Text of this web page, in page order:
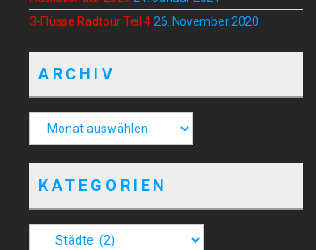
3-Flüsse Radtour Teil 4 26. November 2020
ARCHIV
KATEGORIEN